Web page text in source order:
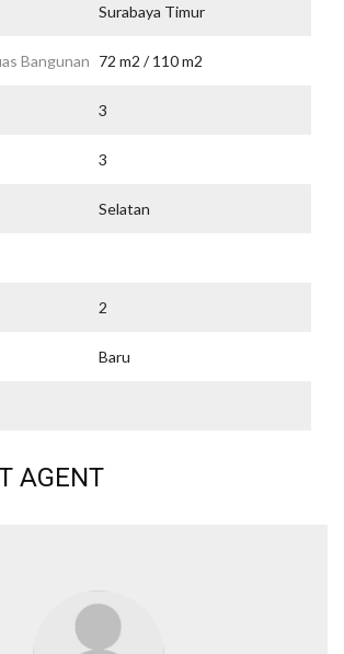
Surabaya Timur
Bangunan 72 m2 / 110 m2
3
3
Selatan
2
Baru
AGENT